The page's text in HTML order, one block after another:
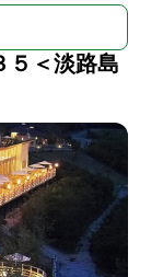
°＜淡路島